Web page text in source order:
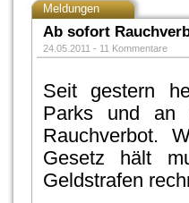
Meldungen
Ab sofort
24.05.2011 - 11 Kommentare
Seit gestern
Parks und an
Rauchverbot.
Gesetz hält
Geldstrafen